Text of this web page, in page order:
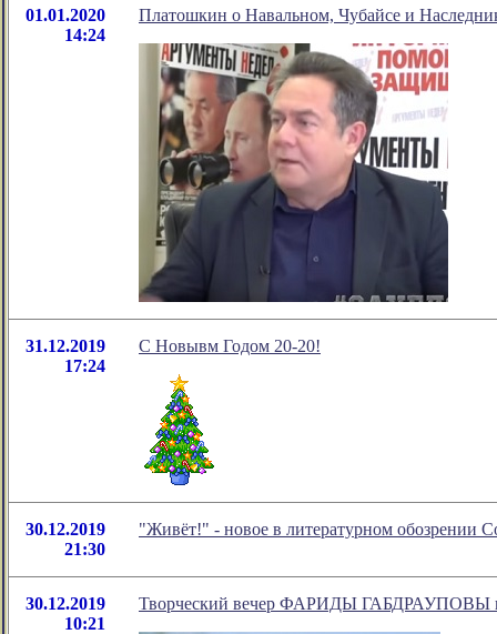
01.01.2020
14:24
Платошкин о Навальном, Чубайсе и
31.12.2019
17:24
C Новывм Годом 20-20!
30.12.2019
21:30
"Живёт!" - новое в литературном обозрении
30.12.2019
10:21
Творческий вечер ФАРИДЫ ГАБДРАУПОВЫ в